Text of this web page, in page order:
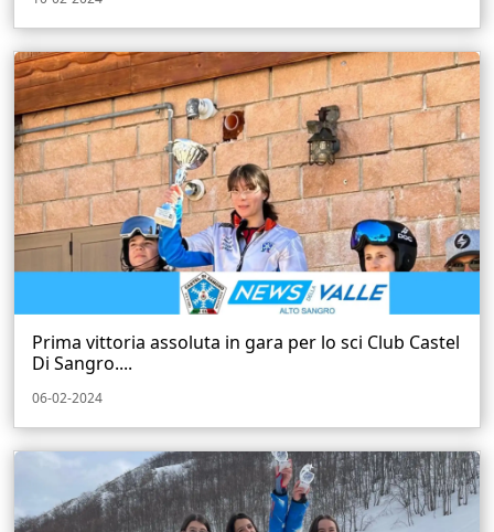
Prima vittoria assoluta in gara per lo sci Club Castel
Di Sangro....
06-02-2024